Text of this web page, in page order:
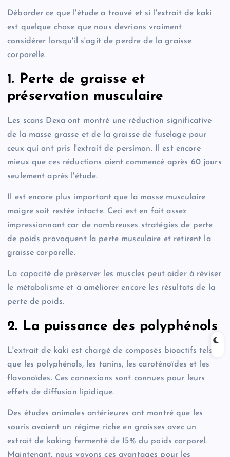
Déborder ce que l'étude a trouvé et si l'extrait de kaki
est quelque chose que nous devrions vraiment
considérer lorsqu'il s'agit de perdre de la graisse
corporelle.
1. Perte de graisse et
préservation musculaire
Les scans Dexa ont montré une réduction significative
de la masse grasse et de la graisse de fuselage pour
ceux qui ont pris l'extrait de persimon. Il est encore
mieux que ces réductions aient commencé après 60 jours
seulement après l'étude.
Il est encore plus important que la masse musculaire
maigre soit restée intacte. Ceci est en fait assez
impressionnant car de nombreuses stratégies de perte
de poids provoquent la perte musculaire et retirent la
graisse corporelle.
La capacité de préserver les muscles peut aider à réviser
le métabolisme et à améliorer encore les résultats de la
perte de poids.
2. La puissance des polyphénols
L'extrait de kaki est chargé de composés bioactifs tels
que les polyphénols, les tanins, les caroténoïdes et les
flavonoïdes. Ces connexions sont connues pour leurs
effets de diffusion lipidique.
Des études animales antérieures ont montré que les
souris avaient un régime riche en graisses avec un
extrait de kaking fermenté de 15% du poids corporel.
Maintenant, nous voyons ces avantages pour les